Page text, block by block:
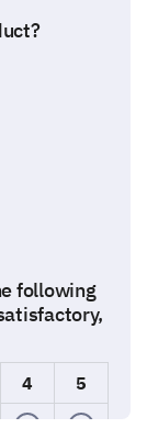
following
4
5